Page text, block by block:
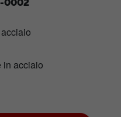
acciaio
in acciaio